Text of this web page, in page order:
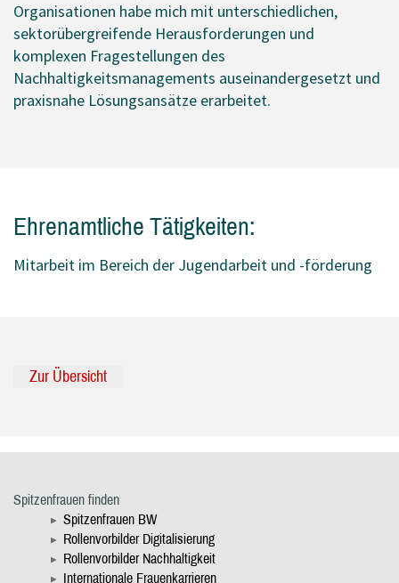
Organisationen habe mich mit unterschiedlichen,
sektorübergreifende Herausforderungen und
komplexen Fragestellungen des
Nachhaltigkeitsmanagements auseinandergesetzt und
praxisnahe Lösungsansätze erarbeitet.
Ehrenamtliche Tätigkeiten:
Mitarbeit im Bereich der Jugendarbeit und -förderung
Zur Übersicht
Spitzenfrauen finden
Spitzenfrauen BW
Rollenvorbilder Digitalisierung
Rollenvorbilder Nachhaltigkeit
Internationale Frauenkarrieren